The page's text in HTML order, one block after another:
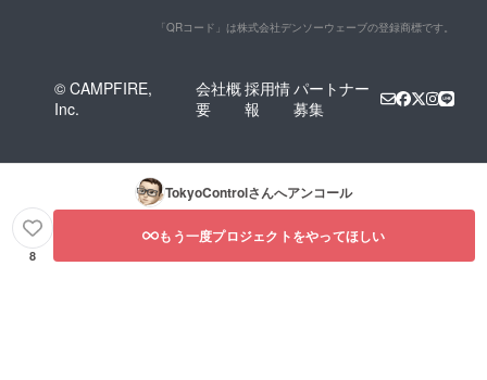
「QRコード」は株式会社デンソーウェーブの登録商標です。
© CAMPFIRE,
Inc.
会社概
要
採用情
報
パートナー
募集
TokyoControlさんへアンコール
8
もう一度プロジェクトをやってほしい